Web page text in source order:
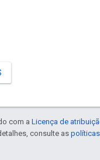
com a Licença de
consulte as